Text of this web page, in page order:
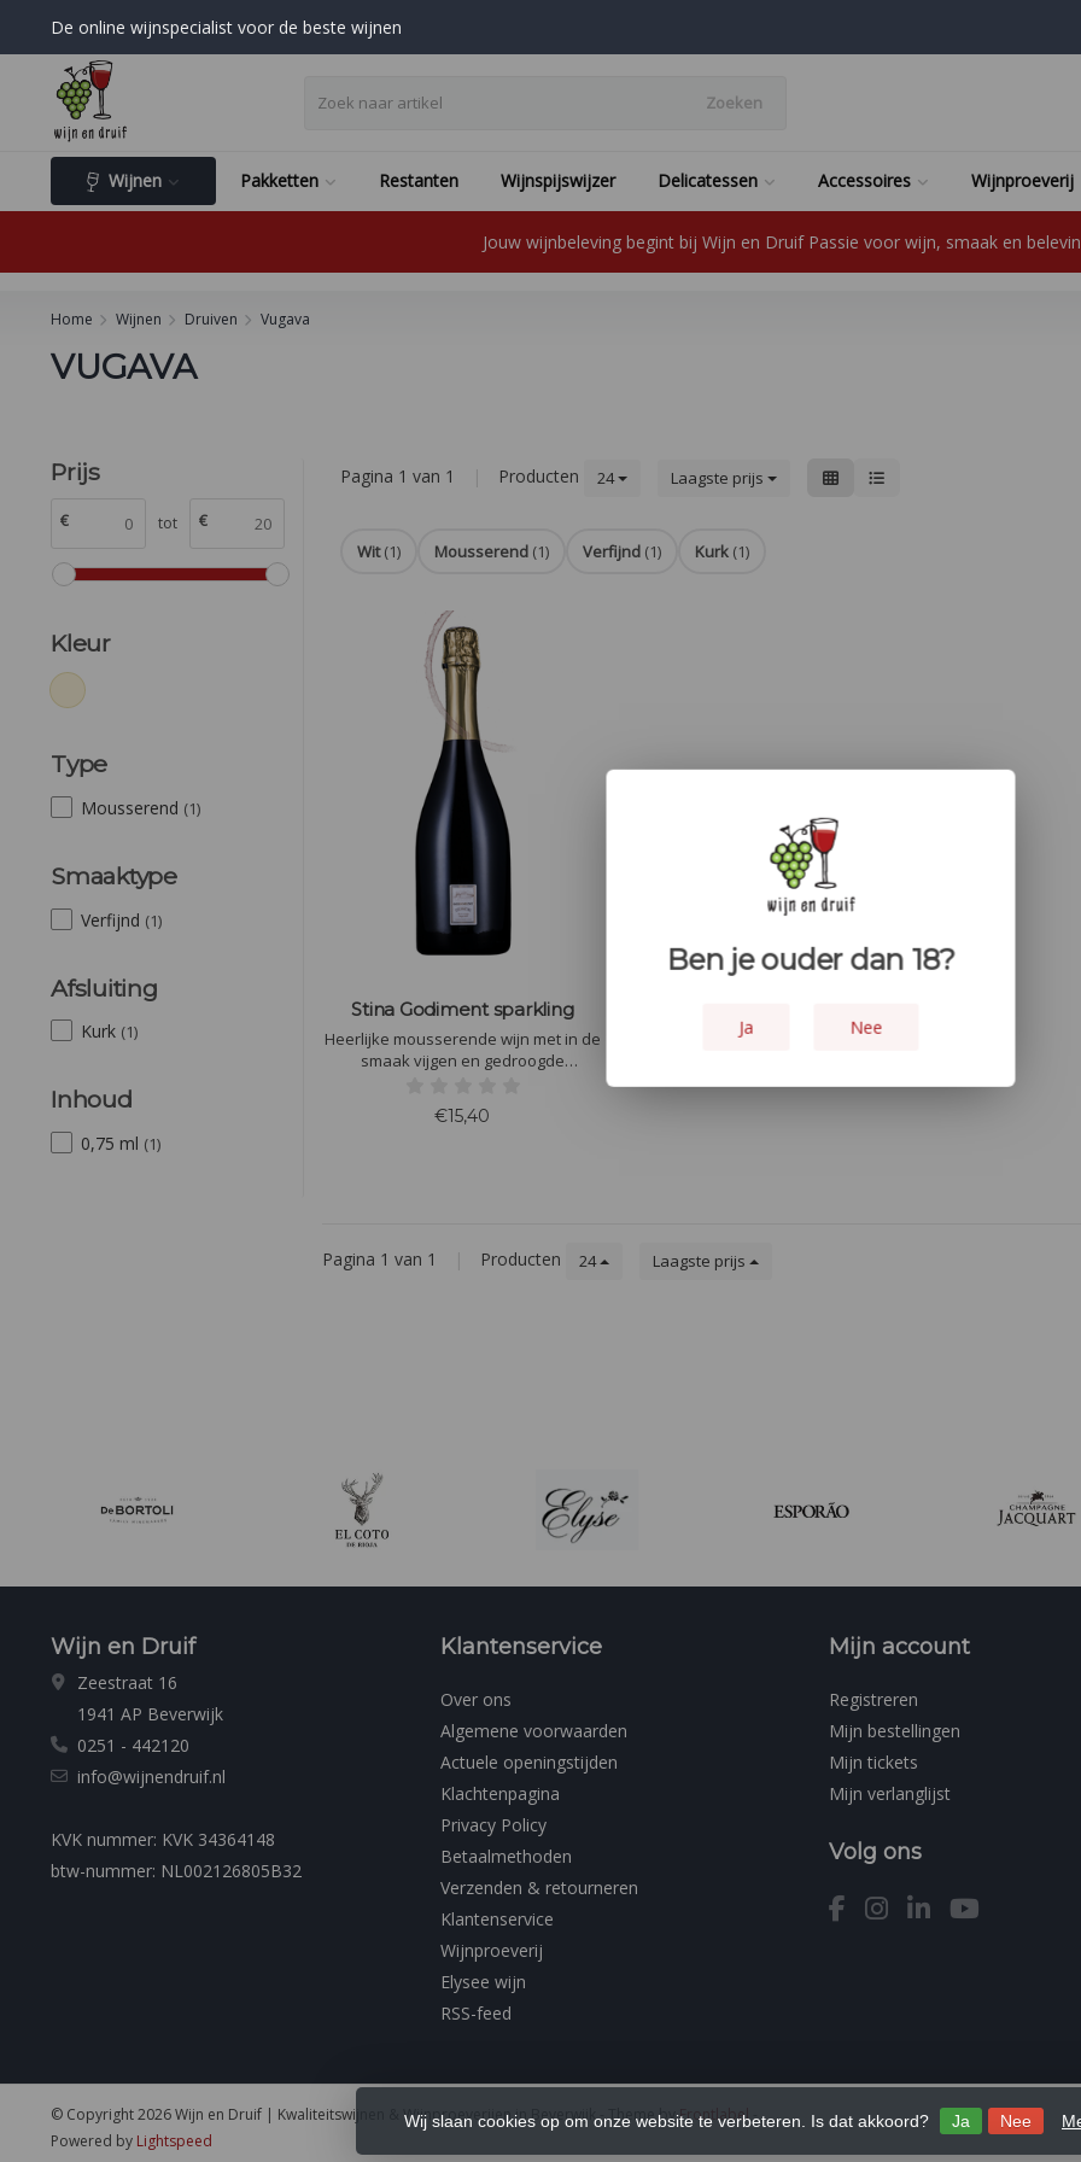
De online wijnspecialist voor de beste wijnen
Zoeken
Wijnen Pakketten Restanten Wijnspijswijzer Delicatessen Accessoires Wijnproeverij
Jouw wijnbeleving begint bij Wijn en Druif Passie voor wijn, smaak en
Home Wijnen Druiven Vugava
VUGAVA
Prijs
€ tot €
Kleur
Type
Mousserend (1)
Smaaktype
Verfijnd (1)
Afsluiting
Kurk (1)
Inhoud
0,75 ml (1)
Pagina 1 van 1 Producten 24 Laagste prijs
Wit (1) Mousserend (1) Verfijnd (1) Kurk (1)
Stina Godiment sparkling
Heerlijke mousserende wijn met in de
smaak vijgen en gedroogde
Chardonnay worden versterkt.
€15,40
Pagina 1 van 1 Producten 24 Laagste prijs
Wijn en Druif
Zeestraat 16
1941 AP Beverwijk
0251 - 442120
info@wijnendruif.nl
KVK nummer: KVK 34364148
btw-nummer: NL002126805B32
Klantenservice
Over ons
Algemene voorwaarden
Actuele openingstijden
Klachtenpagina
Privacy Policy
Betaalmethoden
Verzenden & retourneren
Klantenservice
Wijnproeverij
Elysee wijn
RSS-feed
Mijn account
Registreren
Mijn bestellingen
Mijn tickets
Mijn verlanglijst
Volg ons
Wij slaan cookies op om onze website te verbeteren. Is dat akkoord? Ja Nee
© Copyright 2026 Wijn en Druif | Kwaliteitswijnen & Wijnproeverijen in Beverwijk- Theme byFrontlabel-
Powered by Lightspeed
Ben je ouder dan 18?
Ja Nee